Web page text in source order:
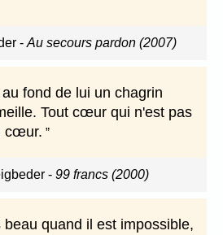
- Au secours pardon (2007)
fond de lui un chagrin
Tout cœur qui n'est pas
cœur.
- 99 francs (2000)
beau quand il est impossible,